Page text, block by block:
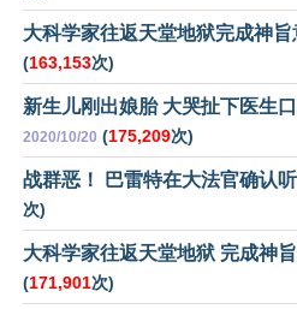
大科学家往返天堂地狱完成神旨
(163,153次)
新生儿刚出娘胎 大哭扯下医生
2020/10/20 (175,209次)
战群恶！ 巴雷特在大法官确认
次)
大科学家往返天堂地狱 完成神
(171,901次)